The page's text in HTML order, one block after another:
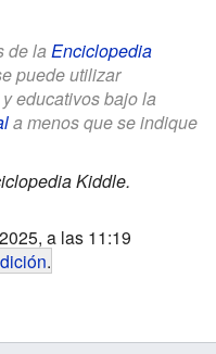
de la Enciclopedia
puede utilizar
educativos bajo la
a menos que se indique
Kiddle.
a las 11:19
.